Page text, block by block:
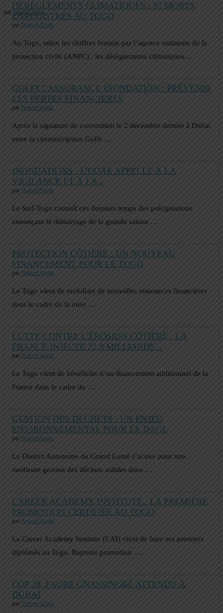
parNouvel Angle
DÉRÈGLEMENTS CLIMATIQUES : 97 MORTS
ENREGISTRÉS AU TOGO
par Nouvel Angle
Au Togo, selon les chiffres fournis par l’agence nationale de la
protection civile (ANPC) , les dérèglements climatiques …
GOLFE7/ASSURANCE INONDATION : PRÉVENIR
LES PERTES FINANCIÈRES
par Nouvel Angle
Après la signature de convention le 2 décembre dernier à Dubaï
entre la circonscription Golfe …
INONDATIONS : L’OOAE APPELLE À LA
VIGILANCE ET À LA...
par Nouvel Angle
Le Sud-Togo connaît ces derniers temps des précipitations
annonçant le démarrage de la grande saison …
PROTECTION CÔTIÈRE : UN NOUVEAU
FINANCEMENT POUR LE TOGO
par Nouvel Angle
Le Togo vient de mobiliser de nouvelles ressources financières
dans le cadre de la mise …
LUTTE CONTRE L’ÉROSION CÔTIÈRE : LA
FRANCE INJECTE 22,9 MILLIARDS...
par Nouvel Angle
Le Togo vient de bénéficier d’un financement additionnel de la
France dans le cadre du …
GESTION DES DÉCHETS : UN ENJEU
ENVIRONNEMENTAL POUR LE DAGL
par Nouvel Angle
Le District Autonome du Grand Lomé s’active pour une
meilleure gestion des déchets solides dans …
CAREER ACADEMY INSTITUTE : LA PREMIÈRE
PROMOTION CERTIFIÉE AU TOGO
par Nouvel Angle
La Career Academy Institute (CAI) vient de faire ses premiers
diplômés au Togo. Baptisés promotion …
COP 28: FAURE GNASSINGBÉ ATTENDU À
DUBAÏ
par Nouvel Angle